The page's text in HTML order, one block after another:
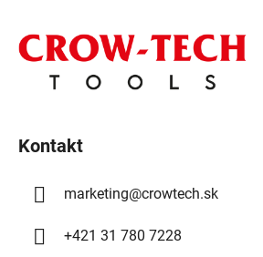
d
a
c
v
k
Kontakt
marketing@crowtech.sk
+421 31 780 7228